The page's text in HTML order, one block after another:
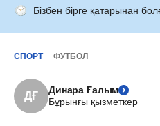
Бізбен бірге қатарынан
СПОРТ ФУТБОЛ
ДҒ
Динара Ғалым
Бұрынғы қызметкер